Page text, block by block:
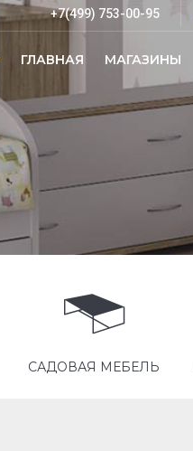
+7(499) 753-00-95
ГЛАВНАЯ МАГАЗИНЫ
САДОВАЯ МЕБЕЛЬ